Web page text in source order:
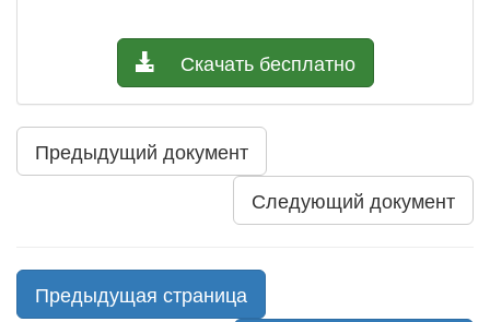
Скачать бесплатно
Предыдущий документ
Следующий документ
Предыдущая страница